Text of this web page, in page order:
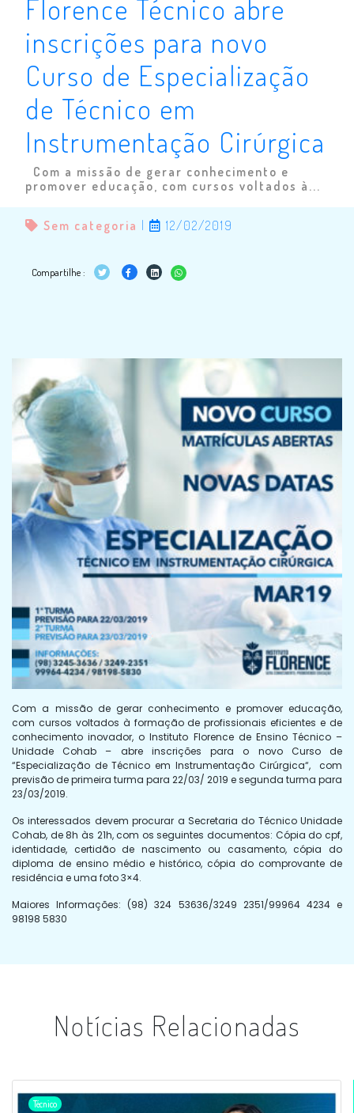
Florence Técnico abre
inscrições para novo
Curso de Especialização
de Técnico em
Instrumentação Cirúrgica
Com a missão de gerar conhecimento e
promover educação, com cursos voltados à...
Sem categoria 12/02/2019
Compartilhe :
Com a missão de gerar conhecimento e promover educação,
com cursos voltados à formação de profissionais eficientes e de
conhecimento inovador, o Instituto Florence de Ensino Técnico –
UnidadeCohab – abre inscrições para o novo Curso de
“Especialização de Técnico em Instrumentação Cirúrgica“, com
previsão de primeira turma para 22/03/ 2019 e segunda turma para
23/03/2019.
Os interessados devem procurar a Secretaria do Técnico Unidade
Cohab, de 8h às 21h, com os seguintes documentos: Cópia do cpf,
identidade, certidão de nascimento ou casamento, cópia do
diploma de ensino médio e histórico, cópia do comprovante de
residência e uma foto 3×4.
Maiores Informações: (98) 324 53636/3249 2351/99964 4234 e
98198 5830
Notícias Relacionadas
Técnico